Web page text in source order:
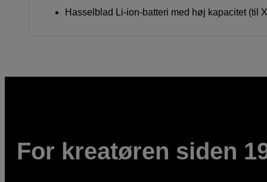
Hasselblad Li-ion-batteri med høj kapacitet (til
For kreatøren siden